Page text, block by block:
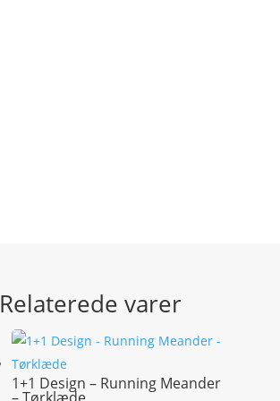
Relaterede varer
1+1 Design – Running Meander
– Tørklæde